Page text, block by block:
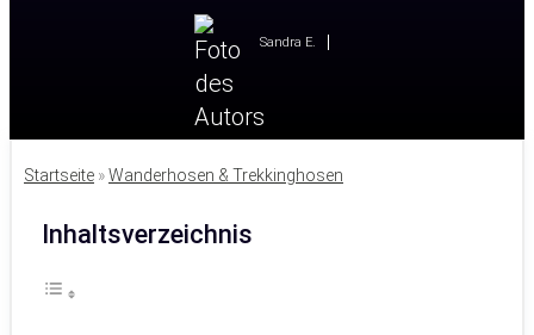
Sandra E.
Startseite »Wanderhosen & Trekkinghosen
Inhaltsverzeichnis